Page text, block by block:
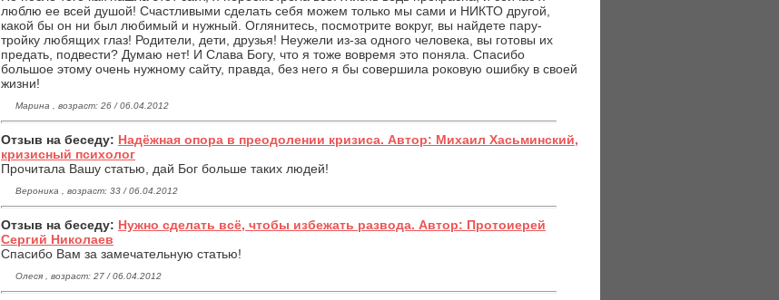
люблю ее всей душой! Счастливыми сделать себя можем только мы сами и НИКТО другой,
какой бы он ни был любимый и нужный. Оглянитесь, посмотрите вокруг, вы найдете пару-
тройку любящих глаз! Родители, дети, друзья! Неужели из-за одного человека, вы готовы их
предать, подвести? Думаю нет! И Слава Богу, что я тоже вовремя это поняла. Спасибо
большое этому очень нужному сайту, правда, без него я бы совершила роковую ошибку в своей
жизни!
Марина , возраст: 26 / 06.04.2012
Отзыв на беседу: Надёжная опора в преодолении кризиса. Автор: Михаил Хасьминский,
кризисный психолог
Прочитала Вашу статью, дай Бог больше таких людей!
Вероника , возраст: 33 / 06.04.2012
Отзыв на беседу: Нужно сделать всё, чтобы избежать развода. Автор: Протоиерей
Сергий Николаев
Спасибо Вам за замечательную статью!
Олеся , возраст: 27 / 06.04.2012